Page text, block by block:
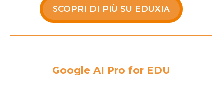
SCOPRI DI PIÙ SU EDUXIA
Google AI Pro for EDU